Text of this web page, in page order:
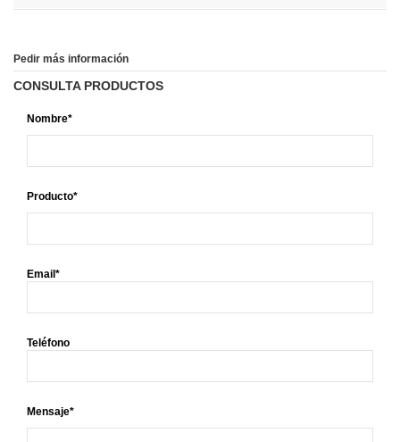
Pedir más información
CONSULTA PRODUCTOS
Nombre*
Producto*
Email*
Teléfono
Mensaje*